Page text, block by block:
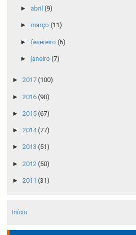
► abril (9)
► março (11)
► fevereiro (6)
► janeiro (7)
► 2017 (100)
► 2016 (90)
► 2015 (67)
► 2014(77)
► 2013 (51)
► 2012 (50)
► 2011 (31)
Início